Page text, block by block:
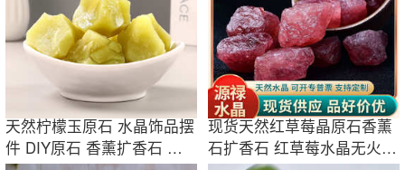
天然柠檬玉原石 水晶饰品摆
件 DIY原石 香薰扩香石 水
现货天然红草莓晶原石香薰
石扩香石 红草莓水晶无火香